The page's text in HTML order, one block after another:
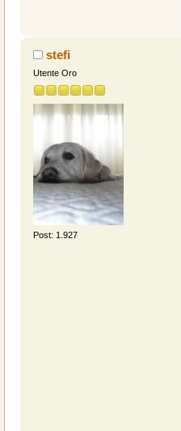
stefi
Utente Oro
Post: 1.927